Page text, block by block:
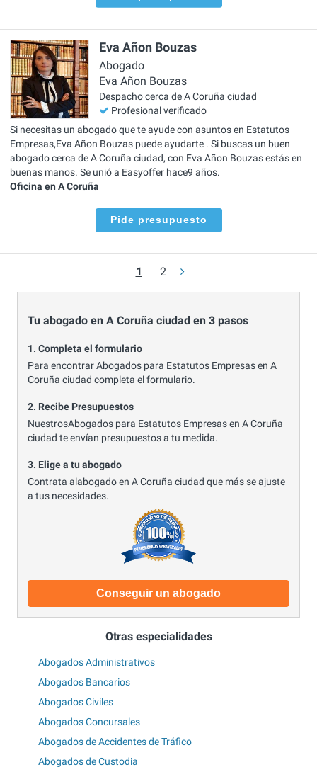
Eva Añon Bouzas
Abogado
Eva Añon Bouzas
Despacho cerca de A Coruña ciudad
Profesional verificado
Si necesitas un abogado que te ayude con asuntos en Estatutos
Empresas,Eva Añon Bouzas puede ayudarte . Si buscas un buen
abogado cerca de A Coruña ciudad, con Eva Añon Bouzas estás en
buenas manos. Se unió a Easyoffer hace9 años.
Oficina en A Coruña
Pide presupuesto
1 2
Tu abogado en A Coruña ciudad en 3 pasos
1. Completa el formulario
Para encontrar Abogados para Estatutos Empresas en A
Coruña ciudad completa el formulario.
2. Recibe Presupuestos
NuestrosAbogados para Estatutos Empresas en A Coruña
ciudad te envían presupuestos a tu medida.
3. Elige a tu abogado
Contrata alabogado en A Coruña ciudad que más se ajuste
a tus necesidades.
Conseguir un abogado
Otras especialidades
Abogados Administrativos
Abogados Bancarios
Abogados Civiles
Abogados Concursales
Abogados de Accidentes de Tráfico
Abogados de Custodia